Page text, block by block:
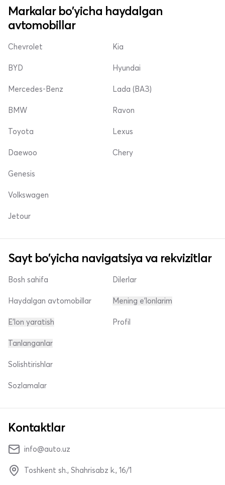
Markalar bo'yicha haydalgan
avtomobillar
Chevrolet
BYD
Mercedes-Benz
Kia
Hyundai
Lada (ВАЗ)
BMW
Toyota
Daewoo
Ravon
Lexus
Chery
Genesis
Volkswagen
Jetour
Sayt bo'yicha navigatsiya va rekvizitlar
Bosh sahifa
Haydalgan avtomobillar
E'lon yaratish
Dilerlar
Mening e'lonlarim
Profil
Tanlanganlar
Solishtirishlar
Sozlamalar
Kontaktlar
info@auto.uz
Toshkent sh., Shahrisabz k., 16/1